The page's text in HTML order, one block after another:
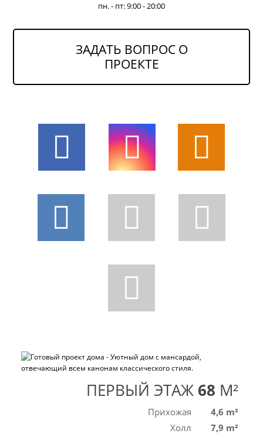
пн. - пт: 9:00 - 20:00
ЗАДАТЬ ВОПРОС О
ПРОЕКТЕ
ПЕРВЫЙ ЭТАЖ 68 M²
Прихожая
4,6 m²
Холл
7,9 m²